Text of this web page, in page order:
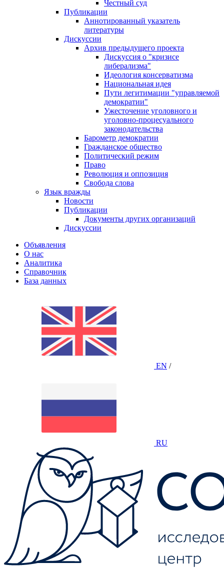
Честный суд
Публикации
Аннотированный указатель
литературы
Дискуссии
Архив предыдущего проекта
Дискуссия о "кризисе
либерализма"
Идеология консерватизма
Национальная идея
Пути легитимации "управляемой
демократии"
Ужесточение уголовного и
уголовно-процесуального
законодательства
Барометр демократии
Гражданское общество
Политический режим
Право
Революция и оппозиция
Свобода слова
Язык вражды
Новости
Публикации
Документы других организаций
Дискуссии
Объявления
О нас
Аналитика
Справочник
База данных
EN /
RU